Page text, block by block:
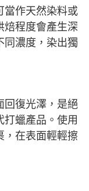
當作天然染料或
焙程度會產生深
同濃度，染出獨
回復光澤，是絕
打蠟產品。使用
，在表面輕輕擦